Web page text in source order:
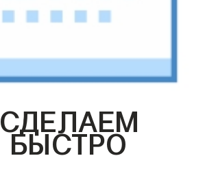
СДЕЛАЕМ
БЫСТРО